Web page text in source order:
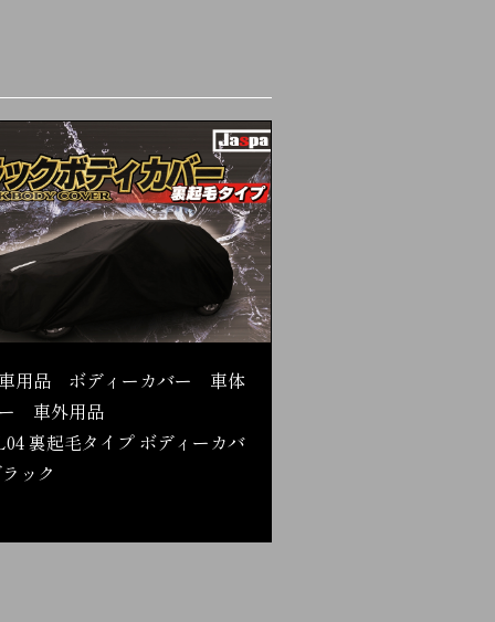
用品 ボディーカバー 車体
車外用品
裏起毛タイプ ボディーカバ
ック